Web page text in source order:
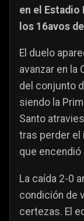
en el Estadio
los 16avos
El duelo
avanzar en la
del conjunto
siendo la
Santo
tras perder el
que encendió
La caída 2-0
condición de
certezas. El